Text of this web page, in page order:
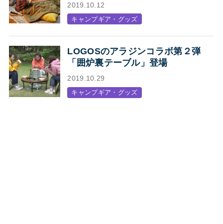
2019.10.12
キャンプギア・グッズ
LOGOSのアラジンコラボ第２弾
「囲炉裏テーブル」登場
2019.10.29
キャンプギア・グッズ